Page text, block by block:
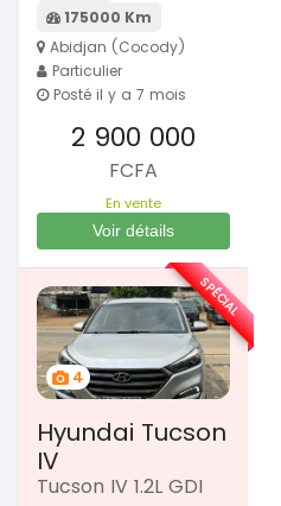
175000 Km
Abidjan (Cocody)
Particulier
Posté il y a 7 mois
2 900 000
FCFA
En vente
Voir détails
4
Hyundai Tucson
IV
Tucson IV 1.2L GDI
SPÉCIAL